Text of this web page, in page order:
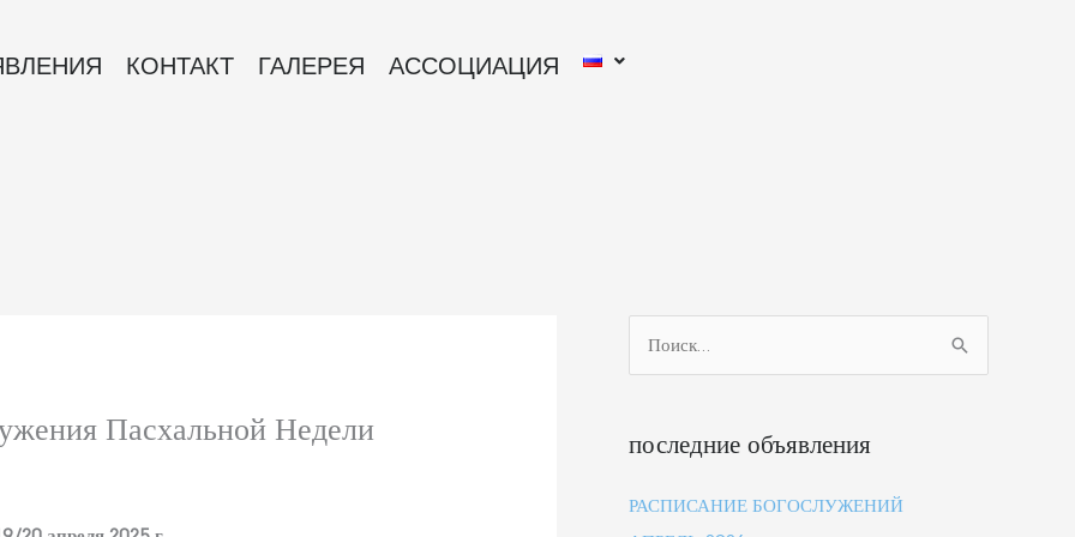
КОНТАКТ ГАЛЕРЕЯ АССОЦИАЦИЯ
Пасхальной Недели
с
к
последние объявления
РАСПИСАНИЕ БОГОСЛУЖЕНИЙ